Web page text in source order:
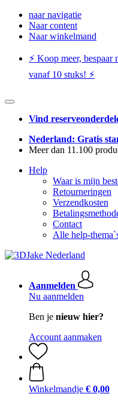
naar navigatie
Naar content
Naar winkelmand
⚡️ Koop meer,
vanaf 10 stuks! ⚡️
Vind
Nederland: Gratis
Meer dan 11.100
Help
Waar is mijn
Retourneringen
Verzendkosten
Contact
Alle help-
Aanmelden
Nu aanmelden
Ben je nieuw hier?
Account aanmaken
Winkelmandje € 0,00